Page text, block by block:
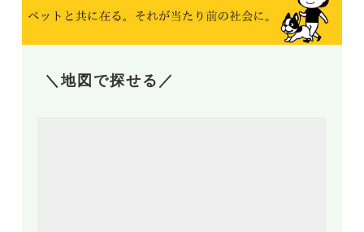
＼地図で探せる／